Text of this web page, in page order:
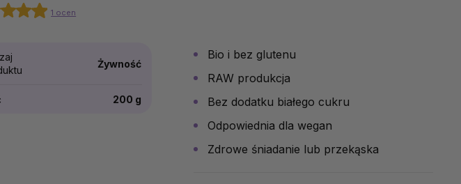
Bio i bez glutenu
RAW produkcja
Bez dodatku białego cukru
Odpowiednia dla wegan
Zdrowe śniadanie lub przekąska
1 ocen
Żywność
200 g